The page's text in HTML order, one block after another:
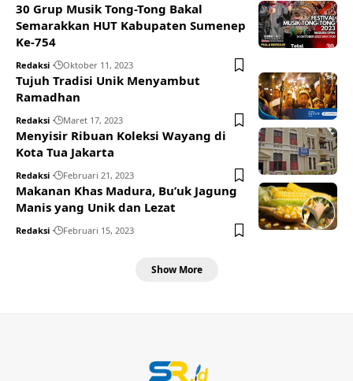
30 Grup Musik Tong-Tong Bakal
Semarakkan HUT Kabupaten Sumenep
Ke-754
Redaksi Oktober 11, 2023
Tujuh Tradisi Unik Menyambut
Ramadhan
Redaksi Maret 17, 2023
Menyisir Ribuan Koleksi Wayang di
Kota Tua Jakarta
Redaksi Februari 21, 2023
Makanan Khas Madura, Bu’uk Jagung
Manis yang Unik dan Lezat
Redaksi Februari 15, 2023
Show More